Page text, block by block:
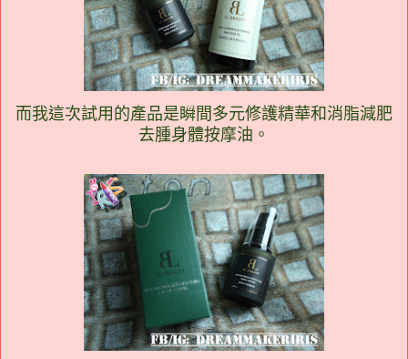
而我這次試用的產品是瞬間多元修護精華和消脂減肥
去腫身體按摩油。